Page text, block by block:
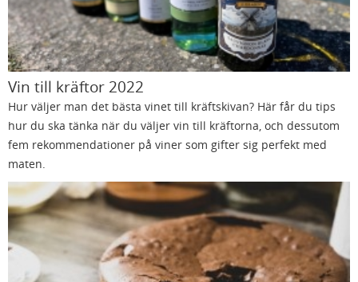
Vin till kräftor 2022
Hur väljer man det bästa vinet till kräftskivan? Här får du tips
hur du ska tänka när du väljer vin till kräftorna, och dessutom
fem rekommendationer på viner som gifter sig perfekt med
maten.